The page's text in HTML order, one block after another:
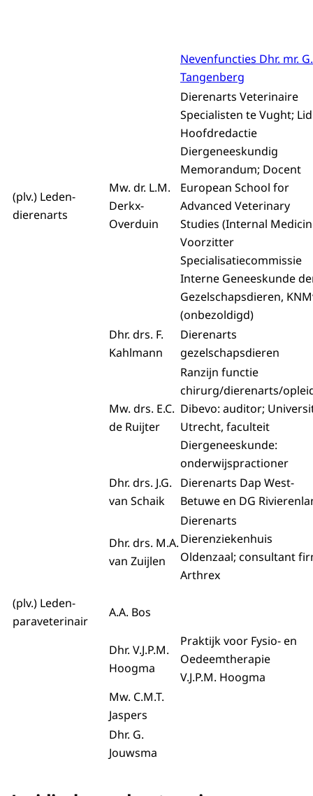
Nevenfuncties Dhr. mr. G.
Tangenberg
(plv.) Leden-
dierenarts
Mw. dr. L.M.
Derkx-
Overduin
Dierenarts Veterinaire
Specialisten te Vught; Lid
Hoofdredactie
Diergeneeskundig
Memorandum; Docent
European School for
Advanced Veterinary
Studies (Internal
Voorzitter
Specialisatiecommissie
Interne Geneeskunde
Gezelschapsdieren,
(onbezoldigd)
Dhr. drs. F.
Kahlmann
Dierenarts
gezelschapsdieren
Mw. drs. E.C.
de Ruijter
Ranzijn functie
chirurg/dierenarts/
Dibevo: auditor;
Utrecht, faculteit
Diergeneeskunde:
onderwijspractioner
Dhr. drs. J.G.
van Schaik
Dierenarts Dap West-
Betuwe en DG
Dhr. drs. M.A.
van Zuijlen
Dierenarts
Dierenziekenhuis
Oldenzaal; consultant
Arthrex
(plv.) Leden-
paraveterinair
A.A. Bos
Dhr. V.J.P.M.
Hoogma
Praktijk voor Fysio- en
Oedeemtherapie
V.J.P.M. Hoogma
Mw. C.M.T.
Jaspers
Dhr. G.
Jouwsma